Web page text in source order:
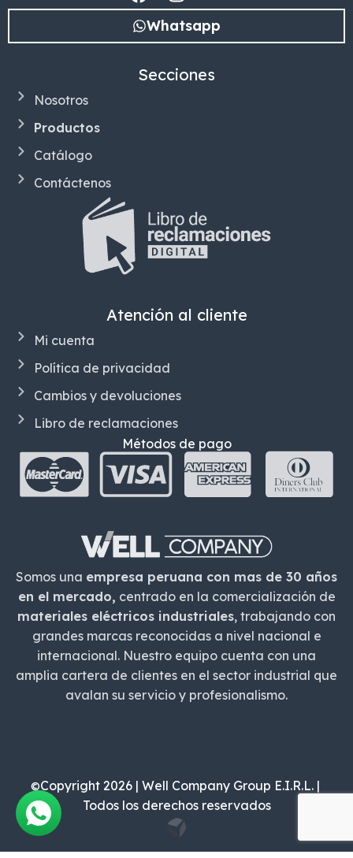
Whatsapp
Secciones
Nosotros
Productos
Catálogo
Contáctenos
Atención al cliente
Mi cuenta
Política de privacidad
Cambios y devoluciones
Libro de reclamaciones
Métodos de pago
Somos una empresa peruana con mas de 30 años
en el mercado, centrado en la comercialización de
materiales eléctricos industriales, trabajando con
grandes marcas reconocidas a nivel nacional e
internacional. Nuestro equipo cuenta con una
amplia cartera de clientes en el sector industrial que
avalan su servicio y profesionalismo.
©Copyright 2026 | Well Company Group E.I.R.L. |
Todos los derechos reservados